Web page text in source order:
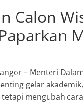
Calon
– Menteri
gelar
mengubah